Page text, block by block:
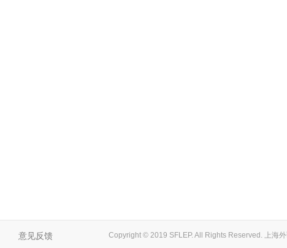
意见反馈 Copyright © 2019 SFLEP. All Rights Reserved. 上海